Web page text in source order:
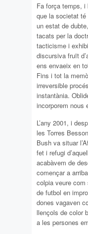
Fa força temps, i
que la societat
un estat de
tacats per la
tacticisme i
discursiva fruït
ens envaeix en
Fins i tot la
irreversible
instantània.
incorporem nous
L’any 2001, i
les Torres
Bush va situar
fet i refugi
acabàvem de
començar a
colpia veure com
de futbol en
dones vagaven
llençols de color
a les persones